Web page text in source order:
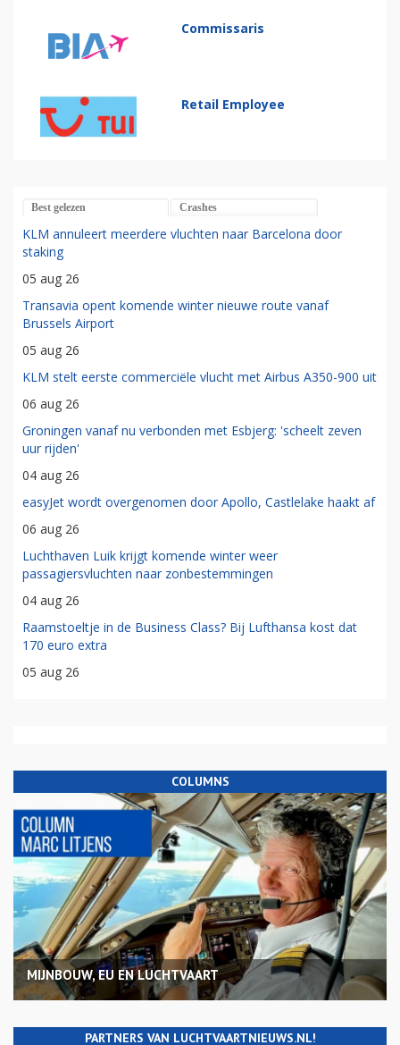
Commissaris
Retail Employee
Best gelezen Crashes
KLM annuleert meerdere vluchten naar Barcelona door
staking
05 aug 26
Transavia opent komende winter nieuwe route vanaf
Brussels Airport
05 aug 26
KLM stelt eerste commerciële vlucht met Airbus A350-900 uit
06 aug 26
Groningen vanaf nu verbonden met Esbjerg: 'scheelt zeven
uur rijden'
04 aug 26
easyJet wordt overgenomen door Apollo, Castlelake haakt af
06 aug 26
Luchthaven Luik krijgt komende winter weer
passagiersvluchten naar zonbestemmingen
04 aug 26
Raamstoeltje in de Business Class? Bij Lufthansa kost dat
170 euro extra
05 aug 26
COLUMNS
MIJNBOUW, EU EN LUCHTVAART
PARTNERS VAN LUCHTVAARTNIEUWS.NL!